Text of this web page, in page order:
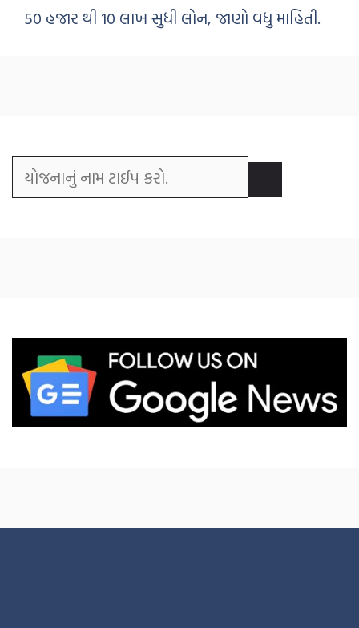
50 હજાર થી 10 લાખ સુધી લોન, જાણો વધુ માહિતી.